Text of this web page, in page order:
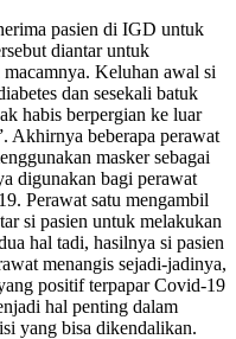
pasien di IGD untuk
diantar untuk
Keluhan awal si
dan sesekali batuk
habis berpergian ke luar
Akhirnya beberapa perawat
masker sebagai
digunakan bagi perawat
Perawat satu mengambil
si pasien untuk melakukan
hal tadi, hasilnya si pasien
menangis sejadi-jadinya,
positif terpapar Covid-19
hal penting dalam
yang bisa dikendalikan.